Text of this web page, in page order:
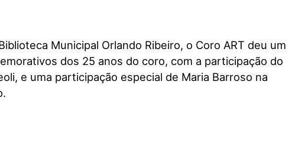
Municipal Orlando Ribeiro, o Coro ART deu um
dos 25 anos do coro, com a participação do
e uma participação especial de Maria Barroso na